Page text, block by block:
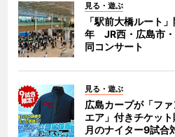
見る・遊ぶ
「駅前大橋ルート
年 JR西・広島市
同コンサート
見る・遊ぶ
広島カープが「フ
エア」付きチケッ
月のナイター9試合